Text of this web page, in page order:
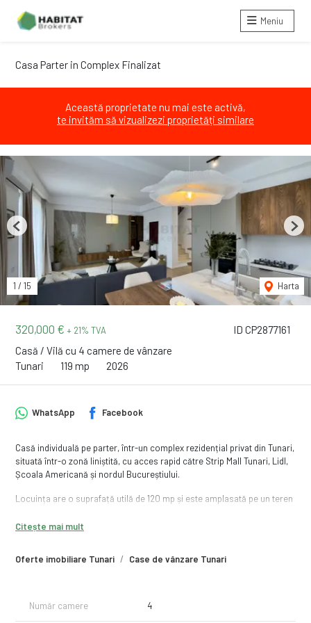
Meniu
Casa Parter in Complex Finalizat
Această proprietate nu mai este activă,
te invităm să vizualizezi proprietăți similare
ID CP2877161
320,000 € + 21% TVA
Casă / Vilă cu 4 camere de vânzare
Tunari
119 mp 2026
1 / 15 Harta
Previous Next
Oferte imobiliare Tunari Case de vânzare Tunari
WhatsApp Facebook
Casă individuală pe parter, într-un complex rezidențial privat din Tunari,
situată într-o zonă liniștită, cu acces rapid către Strip Mall Tunari, Lidl,
Școala Americană și nordul Bucureștiului.
Locuința are o suprafață utilă de 120 mp și este amplasată pe un teren
Living cu bucătărie open-space, cu o suprafață totală de 47 mp
Baie secundară
Citește mai mult
Număr camere 4